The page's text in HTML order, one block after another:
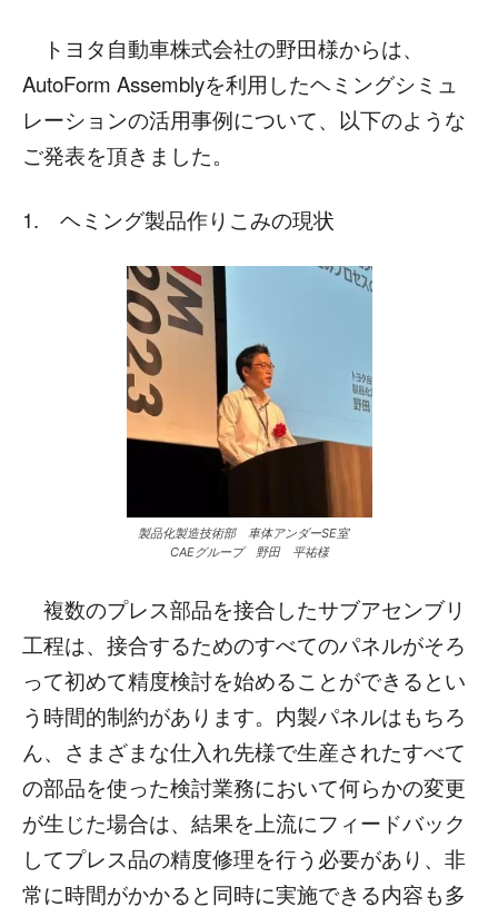
トヨタ自動車株式会社の野田様からは、
AutoForm Assemblyを利用したヘミングシミュ
レーションの活用事例について、以下のような
ご発表を頂きました。
1. ヘミング製品作りこみの現状
製品化製造技術部 車体アンダーSE室
CAEグループ 野田 平祐様
複数のプレス部品を接合したサブアセンブリ
工程は、接合するためのすべてのパネルがそろ
って初めて精度検討を始めることができるとい
う時間的制約があります。内製パネルはもちろ
ん、さまざまな仕入れ先様で生産されたすべて
の部品を使った検討業務において何らかの変更
が生じた場合は、結果を上流にフィードバック
してプレス品の精度修理を行う必要があり、非
常に時間がかかると同時に実施できる内容も多